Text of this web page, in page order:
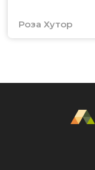
Роза Хутор